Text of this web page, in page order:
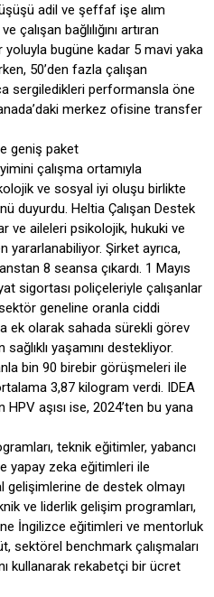
adil ve şeffaf işe alım
bağlılığını artıran
yoluyla bugüne kadar 5 mavi yaka
50’den fazla çalışan
sergiledikleri performansla öne
merkez ofisine transfer
geniş paket
çalışma ortamıyla
ve sosyal iyi oluşu birlikte
duyurdu. Heltia Çalışan Destek
ve aileleri psikolojik, hukuki ve
yararlanabiliyor. Şirket ayrıca,
8 seansa çıkardı. 1 Mayıs
sigortası poliçeleriyle çalışanlar
geneline oranla ciddi
ek olarak sahada sürekli görev
yaşamını destekliyor.
bin 90 birebir görüşmeleri ile
3,87 kilogram verdi. IDEA
aşısı ise, 2024’ten bu yana
teknik eğitimler, yabancı
yapay zeka eğitimleri ile
gelişimlerine de destek olmayı
ve liderlik gelişim programları,
İngilizce eğitimleri ve mentorluk
sektörel benchmark çalışmaları
kullanarak rekabetçi bir ücret